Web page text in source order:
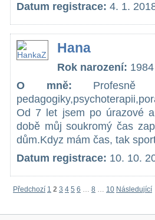
Datum registrace: 4. 1.
Hana
Rok narození: 1984
O mně: Profesně
Od 7 let jsem po úrazové
době můj soukromý čas
dům.Kdyz mám čas, tak
Datum registrace: 10. 10.
Předchozí 1 2 3 4 5 6 … 8 … 10 Následující